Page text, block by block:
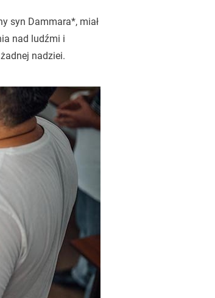
syn Dammara*, miał
nad ludźmi i
nadziei.